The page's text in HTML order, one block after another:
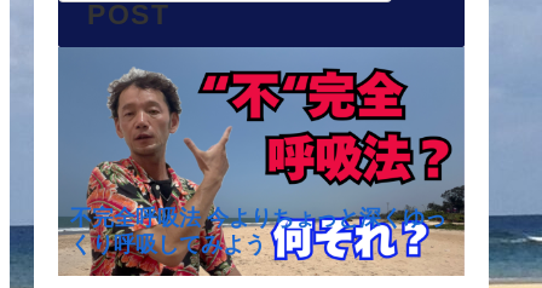
POST
不完全呼吸法 今よりちょっと深くゆっ
くり呼吸してみよう